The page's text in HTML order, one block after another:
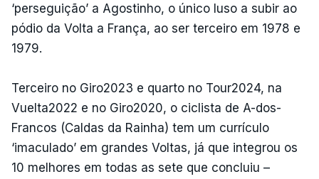
‘perseguição’ a Agostinho, o único luso a subir ao
pódio da Volta a França, ao ser terceiro em 1978 e
1979.
Terceiro no Giro2023 e quarto no Tour2024, na
Vuelta2022 e no Giro2020, o ciclista de A-dos-
Francos (Caldas da Rainha) tem um currículo
‘imaculado’ em grandes Voltas, já que integrou os
10 melhores em todas as sete que concluiu –